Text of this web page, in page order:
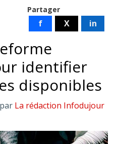
Partager
f X in
identifier
disponibles
par La rédaction Infodujour